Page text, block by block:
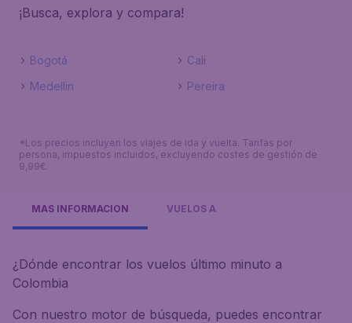
¡Busca, explora y compara!
Bogotá
Cali
Medellin
Pereira
*Los precios incluyen los viajes de ida y vuelta. Tarifas por
persona, impuestos incluidos, excluyendo costes de gestión de
9,99€.
MÁS INFORMACIÓN VUELOS A
¿Dónde encontrar los vuelos último minuto a
Colombia
Con nuestro motor de búsqueda, puedes encontrar